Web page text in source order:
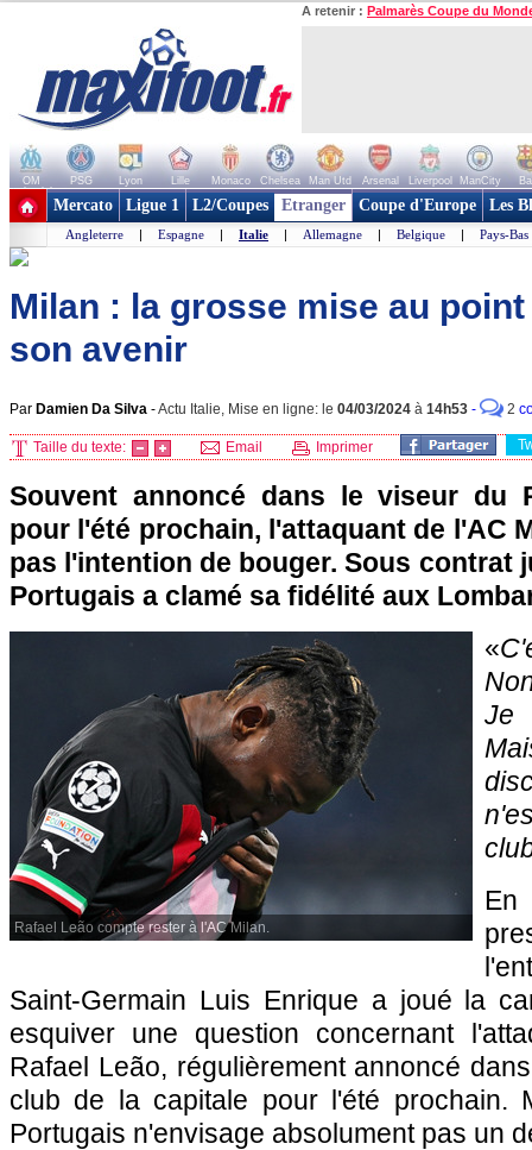
A retenir : Palmarès Coupe du
OM PSG Lyon Lille Monaco Chelsea Man Utd Arsenal Liverpool ManCity
+ de clubs
Mercato Ligue 1 L2/Coupes Etranger Coupe d'Europe Les
Angleterre | Espagne | Italie | Allemagne | Belgique | Pays-Bas
Milan : la grosse mise au
son avenir
Par Damien Da Silva -Actu Italie, Mise en ligne: le 04/03/2024 à 14h53 - 2
Taille du texte: Email Imprimer
Souvent annoncé dans le viseur du
pour l'été prochain, l'attaquant de l'AC
pas l'intention de bouger. Sous contrat
Portugais a clamé sa fidélité aux
Rafael Leão compte rester à l'AC Milan.
«
Je
Saint-Germain Luis Enrique a joué la
esquiver une question concernant
Rafael Leão, régulièrement annoncé
club de la capitale pour l'été prochain.
Portugais n'envisage absolument pas un